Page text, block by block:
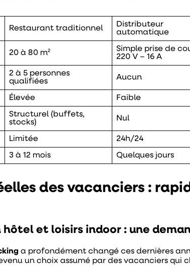
Restaurant traditionnel
Distributeur
automatique
20 à 80 m²
Simple prise de
220 V – 16 A
2 à 5 personnes
qualifiées
Aucun
Élevée Faible
Structurel (buffets,
stocks)
Nul
Limitée 24h/24
3 à 12 mois Quelques jours
des vacanciers :
hôtel et loisirs indoor : une
a profondément changé ces dernières
un choix assumé par des vacanciers qui